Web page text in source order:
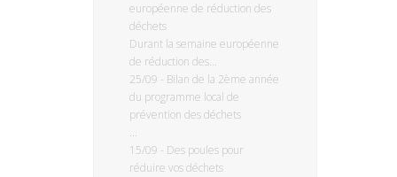
européenne de réduction des
déchets
Durant la semaine européenne
de réduction des...
25/09 - Bilan de la 2ème année
du programme local de
prévention des déchets
...
15/09 - Des poules pour
réduire vos déchets